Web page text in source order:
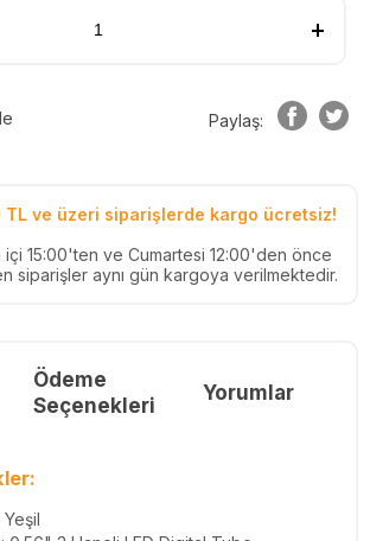
Paylaş:
TL ve üzeri siparişlerde kargo ücretsiz!
içi 15:00'ten ve Cumartesi 12:00'den önce
siparişler aynı gün kargoya verilmektedir.
Ödeme
Seçenekleri
Yorumlar